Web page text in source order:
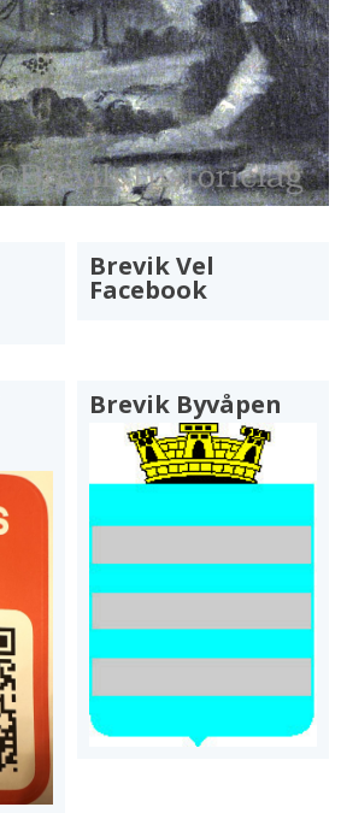
Brevik Vel
Facebook
Brevik Byvåpen